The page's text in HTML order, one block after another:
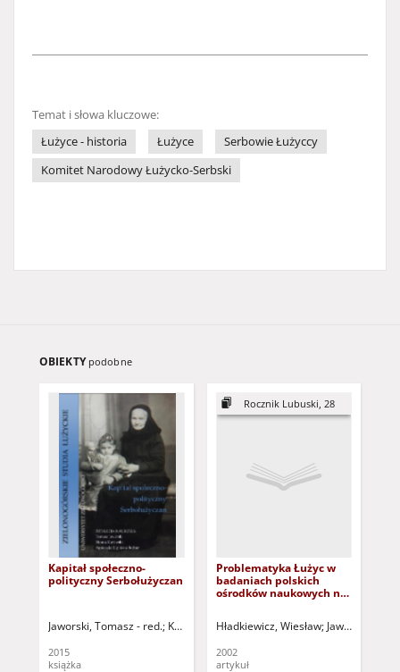
Temat i słowa kluczowe:
Łużyce - historia
Łużyce
Serbowie Łużyccy
Komitet Narodowy Łużycko-Serbski
OBIEKTY podobne
Kapitał społeczno-
polityczny Serbołużyczan
Jaworski, Tomasz - red. Kurowska, Hanna - red. Lipińska-Bodnar,
2015
książka
Rocznik Lubuski, 28
Problematyka Łużyc w
badaniach polskich
ośrodków naukowych na
in den Forschungen der
Wissenschaftler im Exil
Hładkiewicz, Wiesław Jaworski,
2002
artykuł